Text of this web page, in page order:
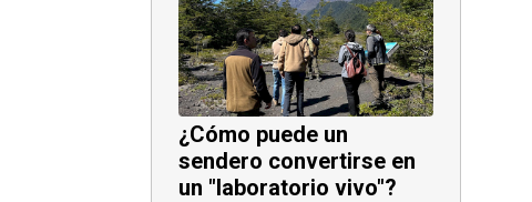
¿Cómo puede un
sendero convertirse en
un "laboratorio vivo"?